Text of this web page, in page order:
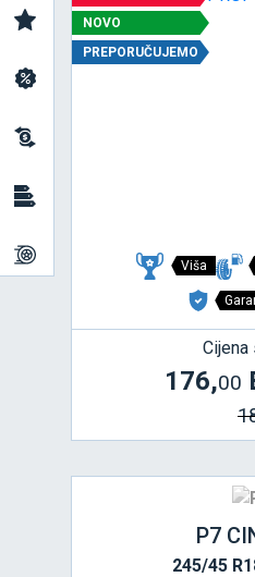
NOVO
PREPORUČUJEMO
Viša
Cijena
176,00
P7
245/45